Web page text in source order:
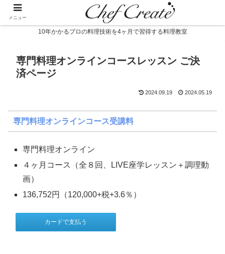
10年かかるプロの料理技術を4ヶ月で習得する料理教室
専門料理オンラインコースレッスン ご決
済ページ
2024.09.19 2024.05.19
専門料理オンラインコース受講料
専門料理オンライン
４ヶ月コース（全８回、LIVE座学レッスン＋調理動
画）
136,752円（120,000+税+3.6％）
メニュー